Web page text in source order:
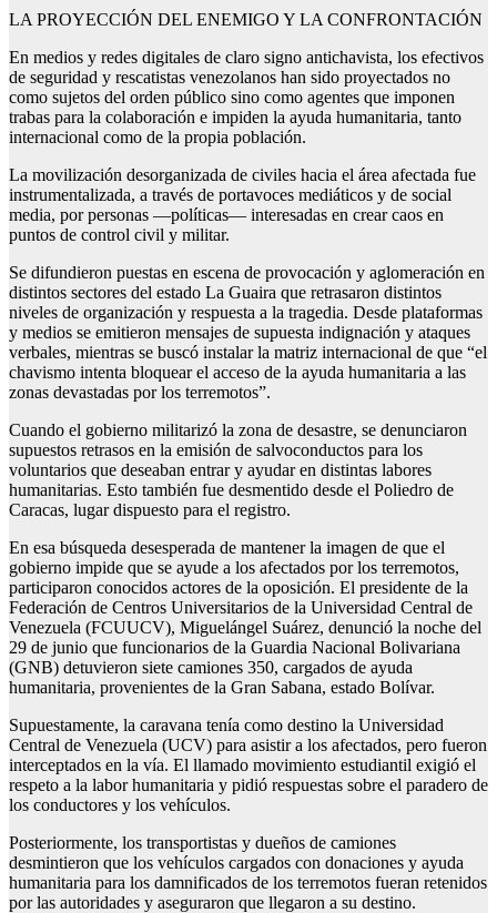
LA PROYECCIÓN DEL ENEMIGO Y LA CONFRONTACIÓN
En medios y redes digitales de claro signo antichavista, los efectivos
de seguridad y rescatistas venezolanos han sido proyectados no
como sujetos del orden público sino como agentes que imponen
trabas para la colaboración e impiden la ayuda humanitaria, tanto
internacional como de la propia población.
La movilización desorganizada de civiles hacia el área afectada fue
instrumentalizada, a través de portavoces mediáticos y de social
media, por personas —políticas— interesadas en crear caos en
puntos de control civil y militar.
Se difundieron puestas en escena de provocación y aglomeración en
distintos sectores del estado La Guaira que retrasaron distintos
niveles de organización y respuesta a la tragedia. Desde plataformas
y medios se emitieron mensajes de supuesta indignación y ataques
verbales, mientras se buscó instalar la matriz internacional de que “el
chavismo intenta bloquear el acceso de la ayuda humanitaria a las
zonas devastadas por los terremotos”.
Cuando el gobierno militarizó la zona de desastre, se denunciaron
supuestos retrasos en la emisión de salvoconductos para los
voluntarios que deseaban entrar y ayudar en distintas labores
humanitarias. Esto también fue desmentido desde el Poliedro de
Caracas, lugar dispuesto para el registro.
En esa búsqueda desesperada de mantener la imagen de que el
gobierno impide que se ayude a los afectados por los terremotos,
participaron conocidos actores de la oposición. El presidente de la
Federación de Centros Universitarios de la Universidad Central de
Venezuela (FCUUCV), Miguelángel Suárez, denunció la noche del
29 de junio que funcionarios de la Guardia Nacional Bolivariana
(GNB) detuvieron siete camiones 350, cargados de ayuda
humanitaria, provenientes de la Gran Sabana, estado Bolívar.
Supuestamente, la caravana tenía como destino la Universidad
Central de Venezuela (UCV) para asistir a los afectados, pero fueron
interceptados en la vía. El llamado movimiento estudiantil exigió el
respeto a la labor humanitaria y pidió respuestas sobre el paradero de
los conductores y los vehículos.
Posteriormente, los transportistas y dueños de camiones
desmintieron que los vehículos cargados con donaciones y ayuda
humanitaria para los damnificados de los terremotos fueran retenidos
por las autoridades y aseguraron que llegaron a su destino.